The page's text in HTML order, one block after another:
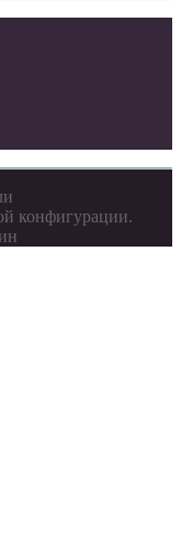
конфигурации.